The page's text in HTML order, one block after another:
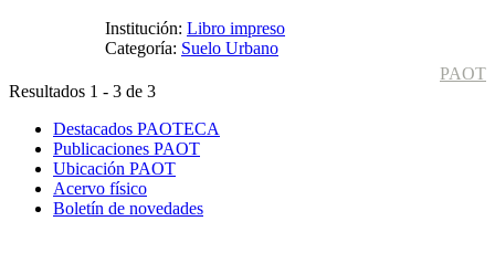
Institución: Libro impreso
Categoría: Suelo Urbano
PAOT
Resultados 1 - 3 de 3
Destacados PAOTECA
Publicaciones PAOT
Ubicación PAOT
Acervo físico
Boletín de novedades